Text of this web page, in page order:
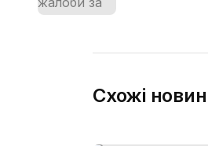
Схожі